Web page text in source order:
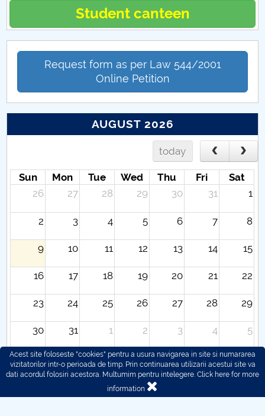
Student canteen
Request form as per Law 544/2001
Online Petition
AUGUST 2026
today
Sun Mon Tue Wed Thu Fri
Sat
26
27 28 29 30 31 1
2 3 4 5 6 7 8
9 10 11 12 13 14 15
16 17 18 19 20 21 22
23 24 25 26 27 28 29
30 31 1 2 3 4 5
Acest site foloseste "cookies" pentru a usura navigarea in site si numararea
vizitatorilor intr-o perioada de timp. Prin continuarea utilizarii acestui site va
dati acordul folosiri acestora. Multumim pentru intelegere. Click here for more
information